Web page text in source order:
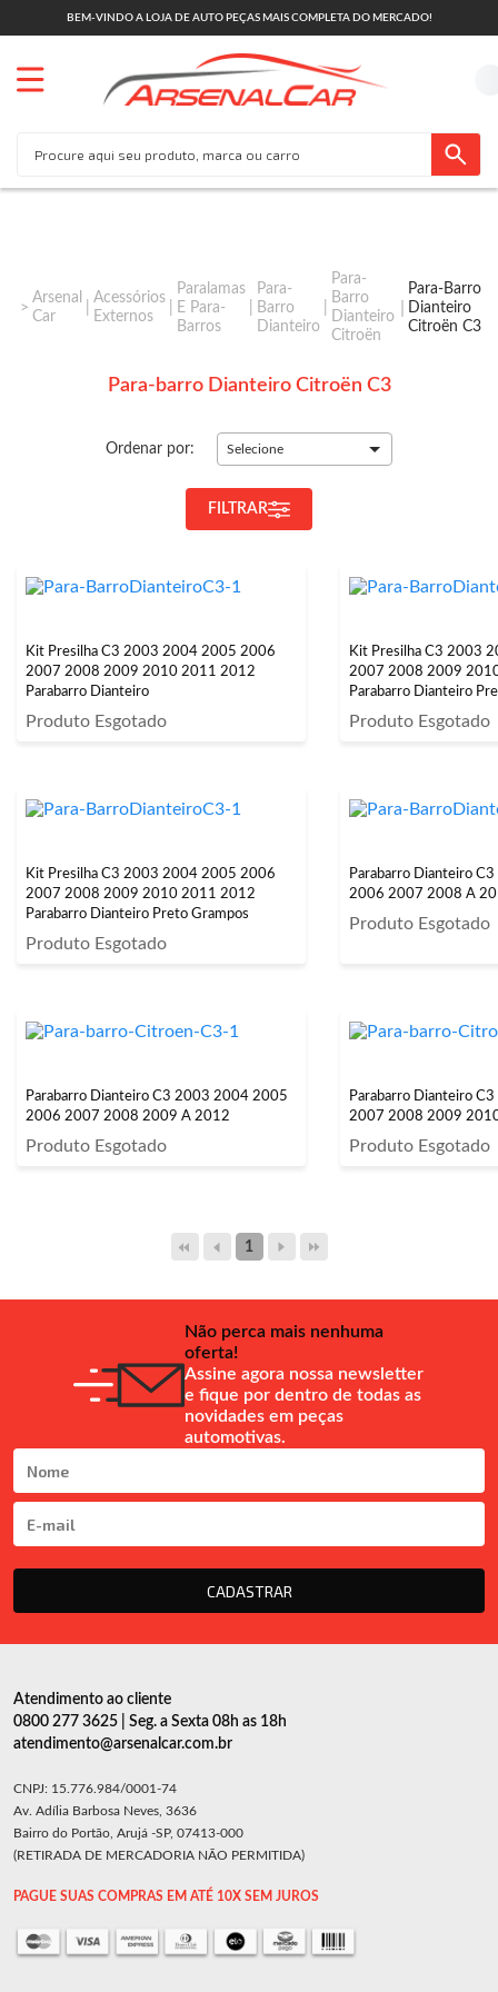
BEM-VINDO A LOJA DE AUTO PEÇAS MAIS COMPLETA DO MERCADO!
Arsenal
Car
Acessórios
Externos
Paralamas
E Para-
Barros
Para-
Barro
Dianteiro
Para-
Barro
Dianteiro
Citroën
Para-Barro
Dianteiro
Citroën C3
Para-barro Dianteiro Citroën C3
Ordenar por: Selecione
FILTRAR
Kit Presilha C3 2003 2004 2005 2006
2007 2008 2009 2010 2011 2012
Parabarro Dianteiro
Produto Esgotado
Kit Presilha C3 2003
2007 2008 2009
Parabarro Dianteiro
Produto Esgotado
Kit Presilha C3 2003 2004 2005 2006
2007 2008 2009 2010 2011 2012
Parabarro Dianteiro Preto Grampos
Produto Esgotado
Parabarro Dianteiro
2006 2007 2008 A
Produto Esgotado
Parabarro Dianteiro C3 2003 2004 2005
2006 2007 2008 2009 A 2012
Produto Esgotado
Parabarro Dianteiro
2007 2008 2009
Produto Esgotado
1
Não perca mais nenhuma
oferta!
Assine agora nossa newsletter
e fique por dentro de todas as
novidades em peças
automotivas.
CADASTRAR
Atendimento ao cliente
0800 277 3625 | Seg. a Sexta 08h as 18h
atendimento@arsenalcar.com.br
CNPJ: 15.776.984/0001-74
Av. Adília Barbosa Neves, 3636
Bairro do Portão, Arujá -SP, 07413-000
(RETIRADA DE MERCADORIA NÃO PERMITIDA)
PAGUE SUAS COMPRAS EM ATÉ 10X SEM JUROS